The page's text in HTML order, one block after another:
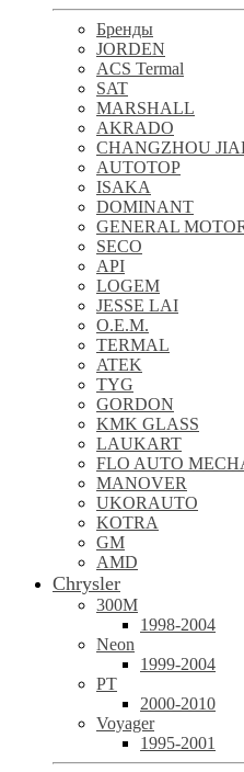
Бренды
JORDEN
ACS Termal
SAT
MARSHALL
AKRADO
CHANGZHOU
AUTOTOP
ISAKA
DOMINANT
GENERAL
SECO
API
LOGEM
JESSE LAI
O.E.M.
TERMAL
ATEK
TYG
GORDON
KMK GLASS
LAUKART
FLO AUTO
MANOVER
UKORAUTO
KOTRA
GM
AMD
Chrysler
300M
1998-2004
Neon
1999-2004
PT
2000-2010
Voyager
1995-2001